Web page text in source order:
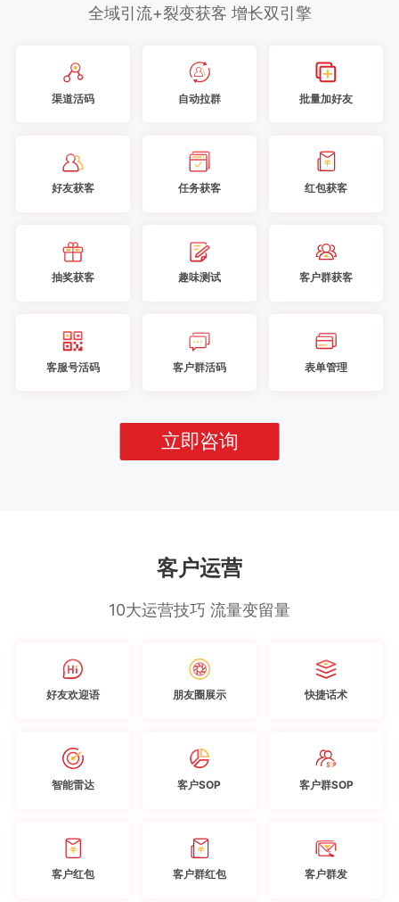
全域引流+裂变获客 增长双引擎
渠道活码 自动拉群 批量加好友
好友获客 任务获客 红包获客
抽奖获客 趣味测试 客户群获客
客服号活码 客户群活码 表单管理
立即咨询
客户运营
10大运营技巧 流量变留量
好友欢迎语 朋友圈展示 快捷话术
智能雷达 客户SOP 客户群SOP
客户红包 客户群红包 客户群发